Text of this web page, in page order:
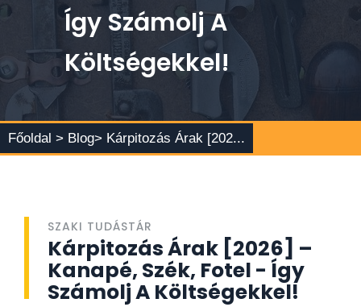
Így Számolj A
Költségekkel!
Főoldal > Blog> Kárpitozás Árak [202...
SZAKI TUDÁSTÁR
Kárpitozás Árak [2026] –
Kanapé, Szék, Fotel - Így
Számolj A Költségekkel!